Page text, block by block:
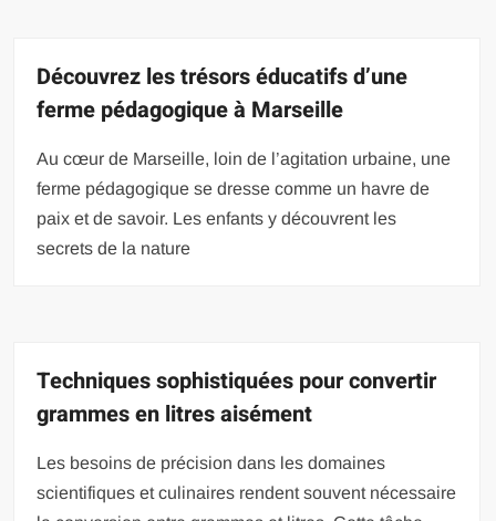
Découvrez les trésors éducatifs d’une
ferme pédagogique à Marseille
Au cœur de Marseille, loin de l’agitation urbaine, une
ferme pédagogique se dresse comme un havre de
paix et de savoir. Les enfants y découvrent les
secrets de la nature
Techniques sophistiquées pour convertir
grammes en litres aisément
Les besoins de précision dans les domaines
scientifiques et culinaires rendent souvent nécessaire